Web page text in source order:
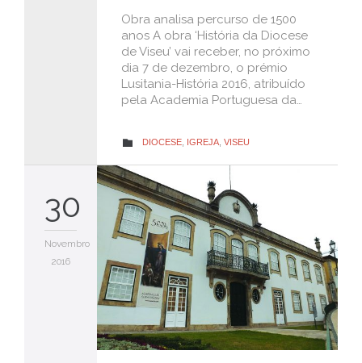
Obra analisa percurso de 1500
anos A obra ‘História da Diocese
de Viseu’ vai receber, no próximo
dia 7 de dezembro, o prémio
Lusitania-História 2016, atribuído
pela Academia Portuguesa da…
 CATEGORY
DIOCESE IGREJA VISEU
30
Novembro
2016